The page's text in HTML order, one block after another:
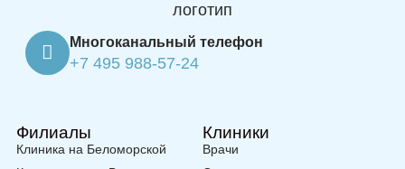
Многоканальный телефон
+7 495 988-57-24
Филиалы
Клиника на Беломорской
Клиники
Врачи